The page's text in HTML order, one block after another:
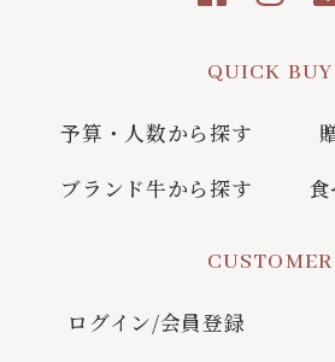
QUICK BUY
予算・人数から探す
ブランド牛から探す
CUSTOMER
ログイン/会員登録